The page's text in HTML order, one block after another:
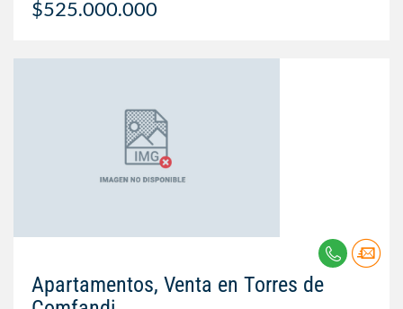
$525.000.000
Apartamentos, Venta en Torres de